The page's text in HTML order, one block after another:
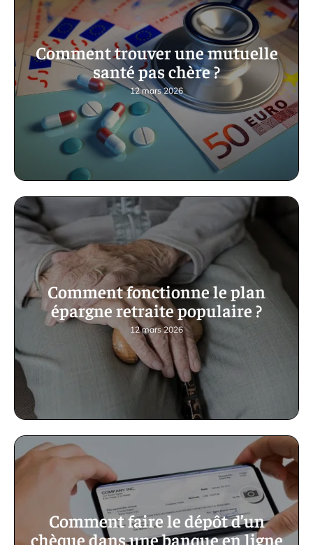
Comment trouver une mutuelle
santé pas chère ?
12 mars 2026
Comment fonctionne le plan
épargne retraite populaire ?
12 mars 2026
Comment faire le dépôt d’un
chèque dans une banque en ligne